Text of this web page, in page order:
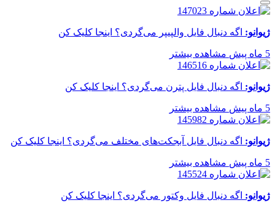
ژیوانو: اگه دنبال فایل والپیپر می‌گردی؟ اینجا کلیک کن
5 ماه پیش مشاهده بیشتر
ژیوانو: اگه دنبال فایل پترن می‌گردی؟ اینجا کلیک کن
5 ماه پیش مشاهده بیشتر
ژیوانو: اگه دنبال فایل آبجکت‌های مختلف می‌گردی؟ اینجا کلیک کن
5 ماه پیش مشاهده بیشتر
ژیوانو: اگه دنبال فایل وکتور می‌گردی؟ اینجا کلیک کن